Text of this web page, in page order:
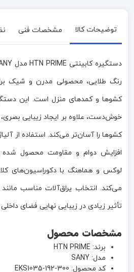
توضیحات کالا مشخصات فنی
رنگ طلایی، محصولی مدرن و شیک
کشوها و کمدهای منزل است. این
خوش‌دست، علاوه بر ایجاد زیبایی بصری،
کشوها را آسان‌تر می‌کند. استفاده از
افزایش دوام و مقاومت محصول
لوکس و هماهنگ با دکوراسیون‌های
می‌کند. انتخاب یراق‌آلات مناسب
تأثیر زیادی در زیبایی نهایی فضای
مشخصات محصول
برند: HTN PRIME
مدل: SANY
کد محصول: EKS1035-192-300